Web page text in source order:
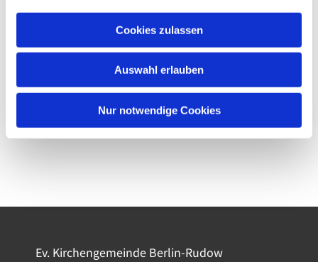
Cookies zulassen
Auswahl erlauben
Nur notwendige Cookies
Ev. Kirchengemeinde Berlin-Rudow